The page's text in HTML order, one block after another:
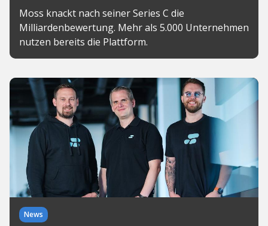
Moss knackt nach seiner Series C die
Milliardenbewertung. Mehr als 5.000 Unternehmen
nutzen bereits die Plattform.
News